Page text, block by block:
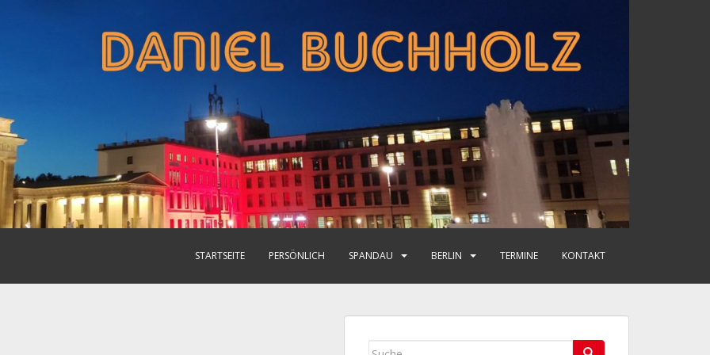
STARTSEITE PERSÖNLICH SPANDAU BERLIN TERMINE KONTAKT
Suche